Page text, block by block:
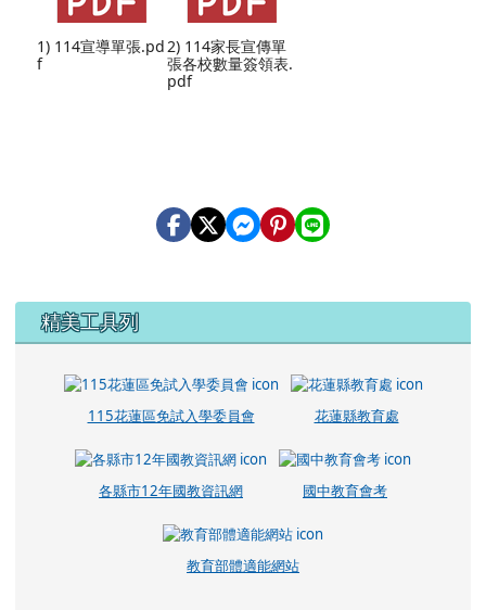
1) 114宣導單張.pd
f
2) 114家長宣傳單
張各校數量簽領表.
pdf
左邊區域內容
精美工具列
115花蓮區免試入學委員會 花蓮縣教育處
各縣市12年國教資訊網 國中教育會考
教育部體適能網站